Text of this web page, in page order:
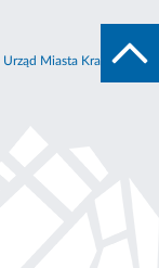
Urząd Miasta Krakowa